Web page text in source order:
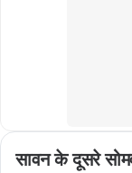
सावन के दूसरे